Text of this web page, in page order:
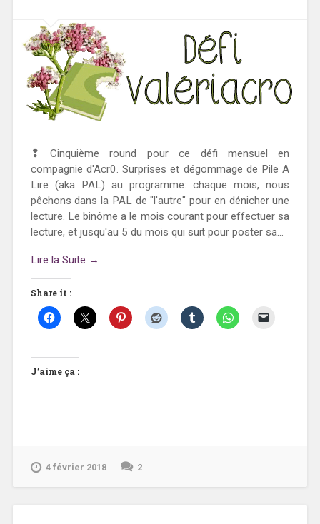
❢ Cinquième round pour ce défi mensuel en
compagnie d'Acr0. Surprises et dégommage de Pile A
Lire (aka PAL) au programme: chaque mois, nous
pêchons dans la PAL de "l'autre" pour en dénicher une
lecture. Le binôme a le mois courant pour effectuer sa
lecture, et jusqu'au 5 du mois qui suit pour poster sa...
Lire la Suite →
Share it :
J’aime ça :
4 février 2018 2